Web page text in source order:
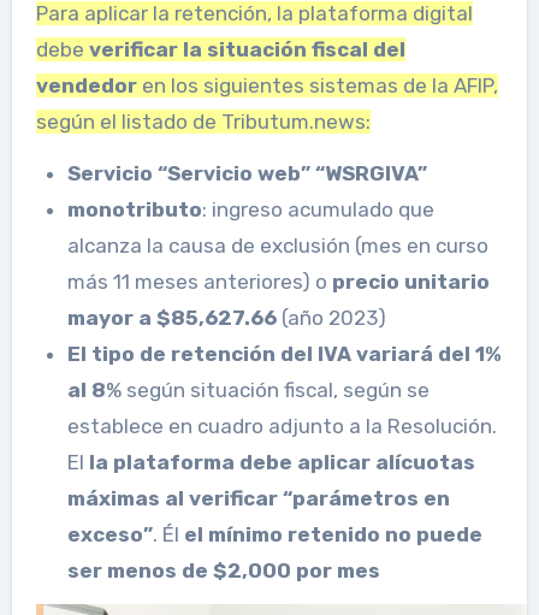
Para aplicar la retención, la plataforma digital
debe verificar la situación fiscal del
vendedoren los siguientes sistemas de la AFIP,
según el listado de Tributum.news:
Servicio “Servicio web” “WSRGIVA”
monotributo: ingreso acumulado que
alcanza la causa de exclusión (mes en curso
más 11 meses anteriores) o precio unitario
mayor a $85,627.66(año 2023)
El tipo de retención del IVA variará del 1%
al 8% según situación fiscal, según se
establece en cuadro adjunto a la Resolución.
El la plataforma debe aplicar alícuotas
máximas al verificar “parámetros en
exceso”. Él el mínimo retenido no puede
ser menos de $2,000 por mes